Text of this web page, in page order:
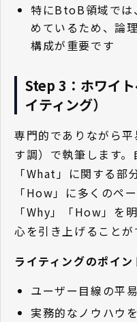
特にBtoB領域では
めているため、論
構成が重要です
Step 3：ホワイ
イティング）
専門的でありながら
す調）で執筆します
「What」に関する部
「How」に多くのペ
「Why」「How」を
心を引き上げることが
ライティングのポイン
ユーザー目線の平
実務的なノウハウ